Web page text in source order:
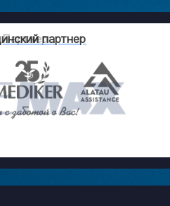
Партнер